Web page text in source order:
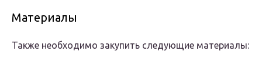
Материалы
Также необходимо закупить следующие материалы: